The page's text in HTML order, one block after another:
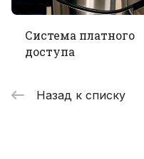
Система платного
доступа
Назад к списку